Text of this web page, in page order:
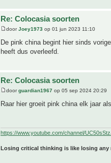
Re: Colocasia soorten
doorJoey1973 op 01 jun 2023 11:10
De pink china begint hier sinds
heeft dus overleefd.
Re: Colocasia soorten
doorguardian1967 op 05 sep 2024 20:29
Raar hier groeit pink china elk jaar
https://www.youtube.com/channel/
Losing critical thinking is like losing